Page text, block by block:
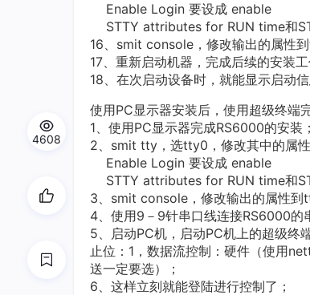
Enable Login 要设成 enable
STTY attributes for RUN time和
16、smit console，修改输出的属性
17、重新启动机器，完成后续的安装工
18、在次启动设备时，就能显示启动
使用PC显示器安装后，使用超级终端
1、使用PC显示器完成RS6000的安装；
2、smit tty，选tty0，修改其中的属性
Enable Login 要设成 enable
STTY attributes for RUN time和
3、smit console，修改输出的属性到
4、使用9－9针串口线连接RS6000的
5、启动PC机，启动PC机上的超级终
止位：1，数据流控制：硬件（使用
送一定要选）；
6、这样立刻就能登陆进行控制了；
4608